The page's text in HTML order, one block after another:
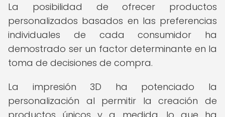
La posibilidad de ofrecer productos
personalizados basados en las preferencias
individuales de cada consumidor ha
demostrado ser un factor determinante en la
toma de decisiones de compra.
La impresión 3D ha potenciado la
personalización al permitir la creación de